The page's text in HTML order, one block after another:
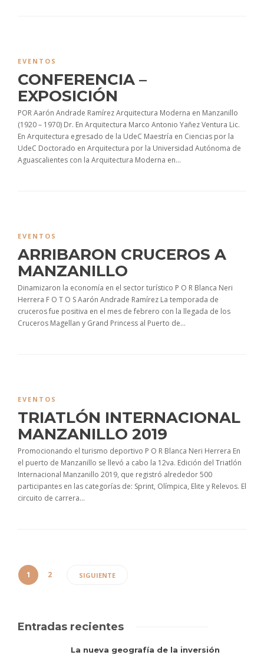
EVENTOS
CONFERENCIA –
EXPOSICIÓN
POR Aarón Andrade Ramírez Arquitectura Moderna en Manzanillo
(1920 – 1970) Dr. En Arquitectura Marco Antonio Yañez Ventura Lic.
En Arquitectura egresado de la UdeC Maestría en Ciencias por la
UdeC Doctorado en Arquitectura por la Universidad Autónoma de
Aguascalientes con la Arquitectura Moderna en...
EVENTOS
ARRIBARON CRUCEROS A
MANZANILLO
Dinamizaron la economía en el sector turístico P O R Blanca Neri
Herrera F O T O S Aarón Andrade Ramírez La temporada de
cruceros fue positiva en el mes de febrero con la llegada de los
Cruceros Magellan y Grand Princess al Puerto de...
EVENTOS
TRIATLÓN INTERNACIONAL
MANZANILLO 2019
Promocionando el turismo deportivo P O R Blanca Neri Herrera En
el puerto de Manzanillo se llevó a cabo la 12va. Edición del Triatlón
Internacional Manzanillo 2019, que registró alrededor 500
participantes en las categorías de: Sprint, Olímpica, Elite y Relevos. El
circuito de carrera...
1 2 SIGUIENTE
Entradas recientes
La nueva geografía de la inversión